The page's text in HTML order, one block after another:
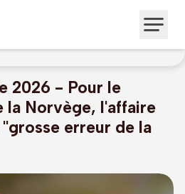
2026 - Pour le
la Norvège, l'affaire
erreur de la